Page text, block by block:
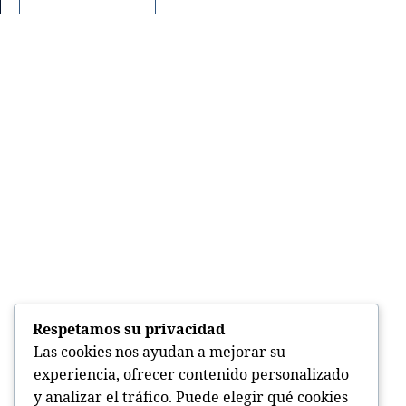
Respetamos su privacidad
Las cookies nos ayudan a mejorar su
experiencia, ofrecer contenido personalizado
y analizar el tráfico. Puede elegir qué cookies